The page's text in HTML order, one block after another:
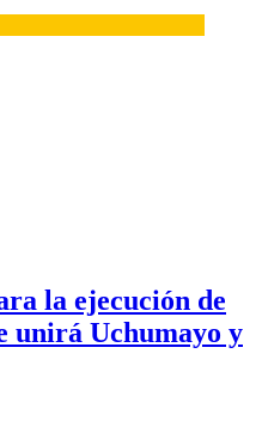
la ejecución de
unirá Uchumayo y